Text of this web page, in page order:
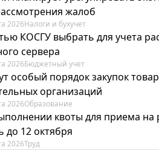
жалоб
2026Налоги и бухучет
КОСГУ выбрать для учета
сервера
2026Бюджетный учет
особый порядок закупок
организаций
2026Образование
квоты для приема на
до 12 октября
2026Труд